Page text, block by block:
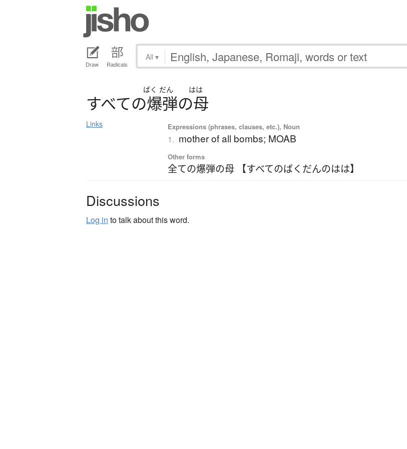
Draw Radicals
All ▾
ばく だん はは
すべての爆弾の母
Links Expressions (phrases, clauses, etc.), Noun
1. mother of all bombs; MOAB
Other forms
全ての爆弾の母 【すべてのばくだんのはは】
Discussions
Log in to talk about this word.